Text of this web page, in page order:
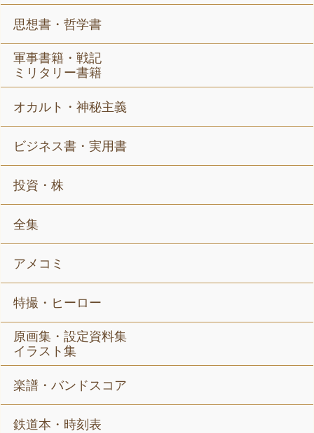
思想書・哲学書
軍事書籍・戦記
ミリタリー書籍
オカルト・神秘主義
ビジネス書・実用書
投資・株
全集
アメコミ
特撮・ヒーロー
原画集・設定資料集
イラスト集
楽譜・バンドスコア
鉄道本・時刻表